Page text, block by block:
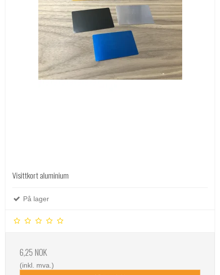
Visittkort aluminium
På lager
6,25 NOK
(inkl. mva.)